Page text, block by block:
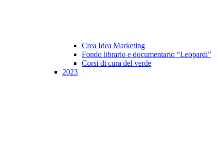
Crea Idea Marketing
Fondo librario e documentario “Leopardi”
Corsi di cura del verde
2023